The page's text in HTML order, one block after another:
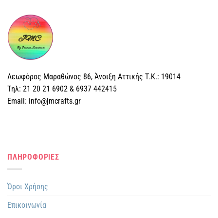
Λεωφόρος Μαραθώνος 86, Άνοιξη Αττικής Τ.Κ.: 19014
Tηλ: 21 20 21 6902 & 6937 442415
Email: info@jmcrafts.gr
ΠΛΗΡΟΦΟΡΙΕΣ
Όροι Χρήσης
Επικοινωνία